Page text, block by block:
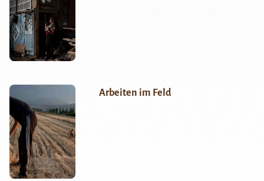
Arbeiten im Feld